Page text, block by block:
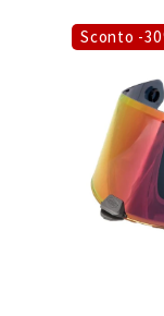
Sconto -